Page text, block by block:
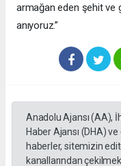
armağan eden şehit ve
anıyoruz.”
Anadolu Ajansı (AA),
Haber Ajansı (DHA)
haberler, sitemizin
kanallarından